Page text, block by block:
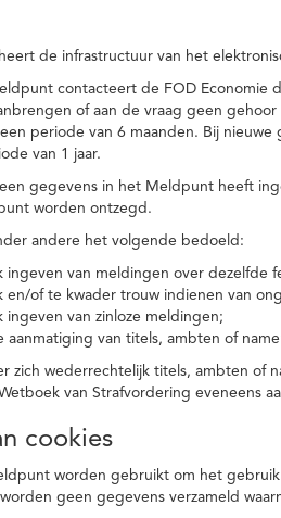
de infrastructuur van het
contacteert de FOD
of aan de vraag geen
periode van 6 maanden. Bij
van 1 jaar.
gegevens in het Meldpunt heeft
worden ontzegd.
andere het volgende bedoeld:
ingeven van meldingen over dezelfde
en/of te kwader trouw indienen van
ingeven van zinloze meldingen;
aanmatiging van titels, ambten of
zich wederrechtelijk titels, ambten of
van Strafvordering eveneens
cookies
worden gebruikt om het
geen gegevens verzameld